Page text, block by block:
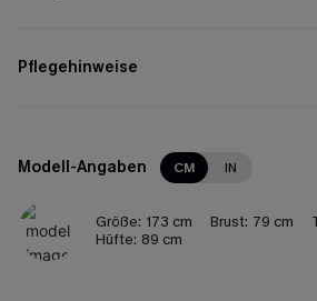
Pflegehinweise
Modell-Angaben CM IN
Größe: 173 cm Brust: 79 cm
Hüfte: 89 cm